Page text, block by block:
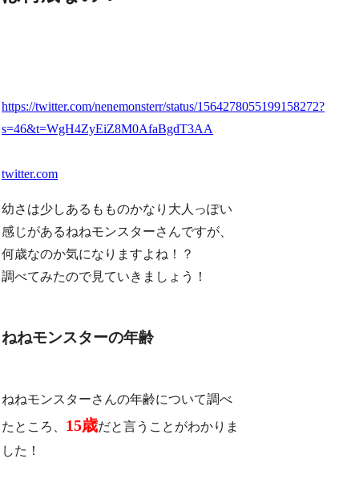
https://twitter.com/nenemonsterr/status/1564278055199158272?
s=46&t=WgH4ZyEiZ8M0AfaBgdT3AA
twitter.com
幼さは少しあるもものかなり大人っぽい
感じがあるねねモンスターさんですが、
何歳なのか気になりますよね！？
調べてみたので見ていきましょう！
ねねモンスターの年齢
ねねモンスターさんの年齢について調べ
たところ、 15歳だと言うことがわかりま
した！